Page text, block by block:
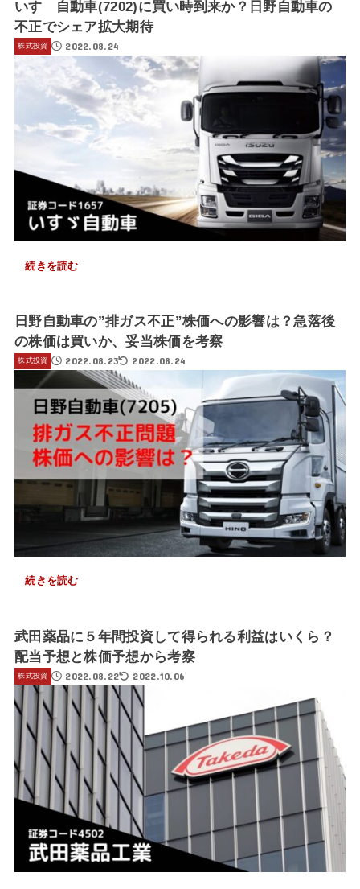
いすゞ自動車(7202)に買い時到来か？日野自動車の
不正でシェア拡大期待
株式投資 2022.08.24
続きを読む
日野自動車の”排ガス不正”株価への影響は？急落後
の株価は買いか、妥当株価を考察
株式投資 2022.08.23 2022.08.24
続きを読む
武田薬品に５年間投資して得られる利益はいくら？
配当予想と株価予想から考察
株式投資 2022.08.22 2022.10.06